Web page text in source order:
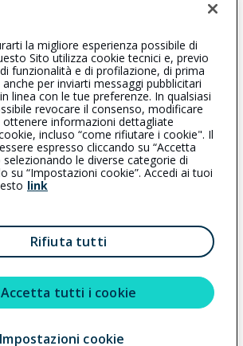
0524890092
al controllo dell’IVASS. Consulta il
link
Cookie |
Il Gruppo Generali
Note legali |
Accessibilità
Assicurazioni è un marchio commerciale di
la migliore esperienza possibile di
Sito utilizza cookie tecnici e, previo
funzionalità e di profilazione, di prima
per inviarti messaggi pubblicitari
linea con le tue preferenze. In qualsiasi
revocare il consenso, modificare
ottenere informazioni dettagliate
incluso “come rifiutare i cookie". Il
espresso cliccando su “Accetta
le diverse categorie di
su “Impostazioni cookie”. Accedi ai tuoi
link
Rifiuta tutti
Accetta tutti i cookie
Impostazioni cookie